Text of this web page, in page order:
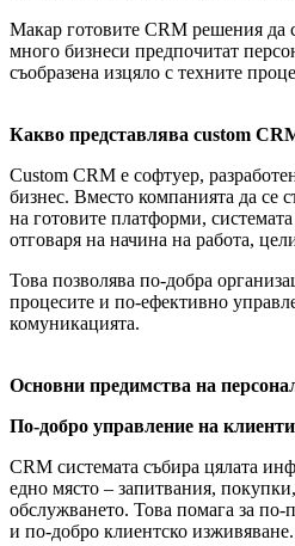
Макар готовите CRM решения да
много бизнеси предпочитат
съобразена изцяло с техните
Какво представлява custom
Custom CRM е софтуер,
бизнес. Вместо компанията да се
на готовите платформи,
отговаря на начина на работа,
Това позволява по-добра
процесите и по-ефективно
комуникацията.
Основни предимства на
По-добро управление на
CRM системата събира цялата
едно място – запитвания,
обслужването. Това помага за
и по-добро клиентско изживяване.